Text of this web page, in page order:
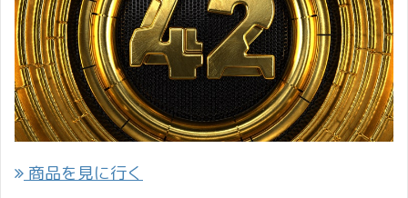
商品を見に行く